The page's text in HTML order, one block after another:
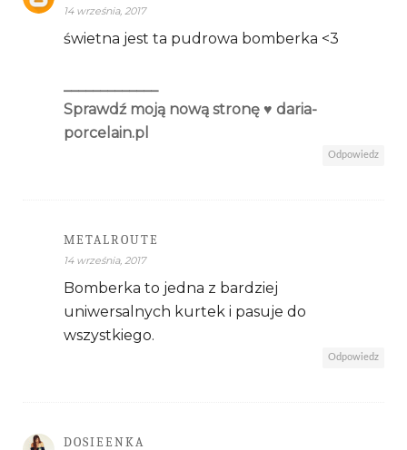
14 września, 2017
świetna jest ta pudrowa bomberka <3
_____________
Sprawdź moją nową stronę ♥ daria-
porcelain.pl
Odpowiedz
METALROUTE
14 września, 2017
Bomberka to jedna z bardziej
uniwersalnych kurtek i pasuje do
wszystkiego.
Odpowiedz
DOSIEENKA